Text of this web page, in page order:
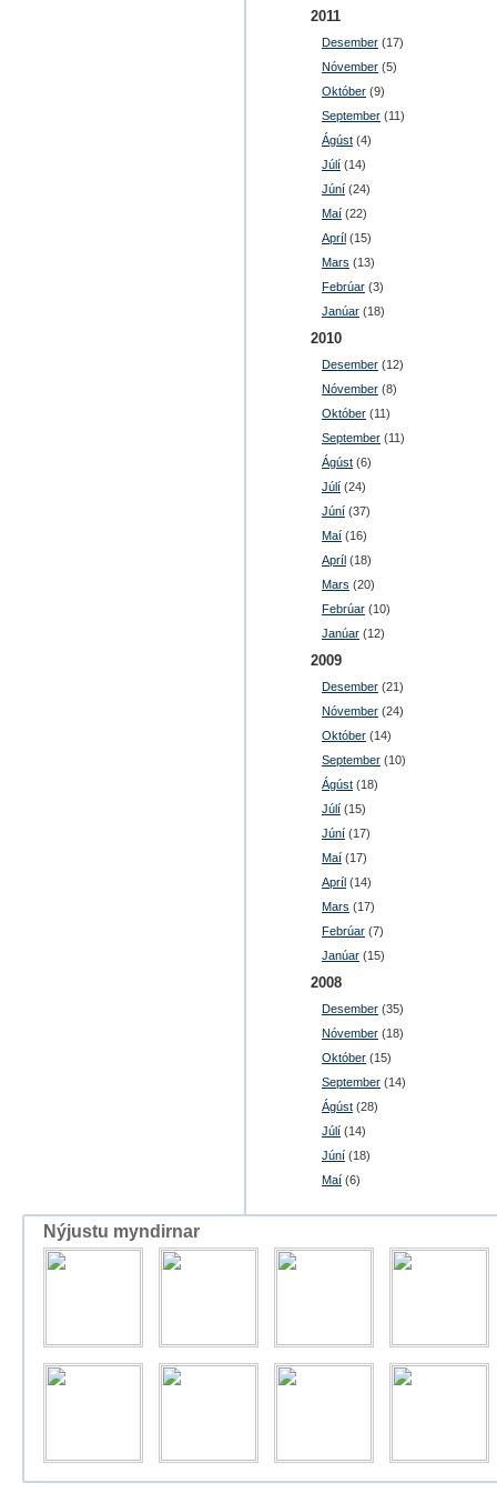
2011
Desember (17)
Nóvember (5)
Október (9)
September (11)
Ágúst (4)
Júlí (14)
Júní (24)
Maí (22)
Apríl (15)
Mars (13)
Febrúar (3)
Janúar (18)
2010
Desember (12)
Nóvember (8)
Október (11)
September (11)
Ágúst (6)
Júlí (24)
Júní (37)
Maí (16)
Apríl (18)
Mars (20)
Febrúar (10)
Janúar (12)
2009
Desember (21)
Nóvember (24)
Október (14)
September (10)
Ágúst (18)
Júlí (15)
Júní (17)
Maí (17)
Apríl (14)
Mars (17)
Febrúar (7)
Janúar (15)
2008
Desember (35)
Nóvember (18)
Október (15)
September (14)
Ágúst (28)
Júlí (14)
Júní (18)
Maí (6)
Nýjustu myndirnar